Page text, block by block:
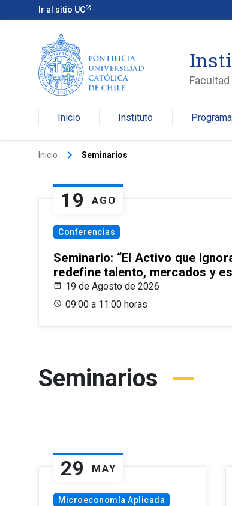
Ir al sitio UC
Inicio Instituto
Inicio keyboard_arrow_right Seminarios
19 AGO
Conferencias
Seminario: “El Activo que
redefine talento, mercados y
19 de Agosto de 2026
09:00 a 11:00 horas
Seminarios
29 MAY
Microeconomía Aplicada